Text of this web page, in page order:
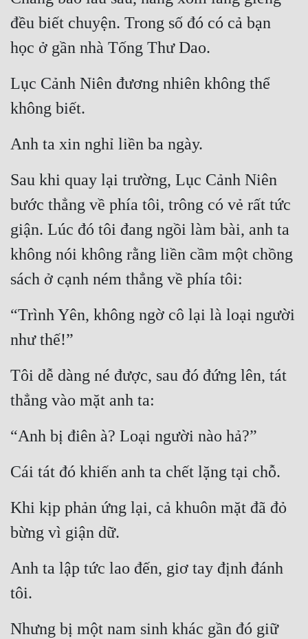
Huyền Nghi
Hệ Thống
Học Đường
Khoa Huyễn
Khoa Huyễn Không Gian
Kinh Dị
Kiếm Hiệp
Kỳ Huyễn
Kỳ Ảo
Linh Dị
Làm Giàu
Lịch Sử
Mưu Mô
Ngôn Tình
Ngược
Nữ Cường
Nữ Phụ
Phong Thủy - Tâm Linh
đều biết chuyện. Trong số đó có cả bạn
học ở gần nhà Tống Thư Dao.
Lục Cảnh Niên đương nhiên không thể
không biết.
Anh ta xin nghỉ liền ba ngày.
Sau khi quay lại trường, Lục Cảnh Niên
bước thẳng về phía tôi, trông có vẻ rất tức
giận. Lúc đó tôi đang ngồi làm bài, anh ta
không nói không rằng liền cầm một chồng
sách ở cạnh ném thẳng về phía tôi:
“Trình Yên, không ngờ cô lại là loại người
như thế!”
Tôi dễ dàng né được, sau đó đứng lên, tát
thẳng vào mặt anh ta:
“Anh bị điên à? Loại người nào hả?”
Cái tát đó khiến anh ta chết lặng tại chỗ.
Khi kịp phản ứng lại, cả khuôn mặt đã đỏ
bừng vì giận dữ.
Anh ta lập tức lao đến, giơ tay định đánh
tôi.
Nhưng bị một nam sinh khác gần đó giữ